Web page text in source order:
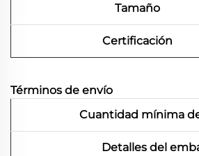
Tamaño
Certificación
Términos de envío
Cuantidad mínima
Detalles del